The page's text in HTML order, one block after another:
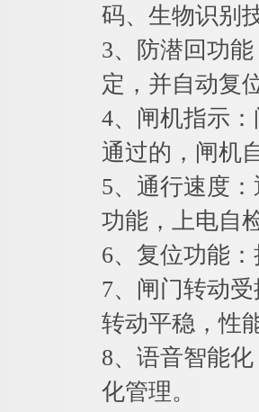
码、生物识别
3、防潜回功
定，并自动复
4、闸机指示
通过的，闸机
5、通行速度
功能，上电自
6、复位功能
7、闸门转动
转动平稳，性
8、语音智能
化管理。